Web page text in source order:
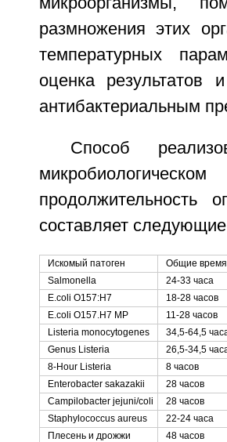
размножения этих
температурных
оценка результатов
антибактериальным
Способ
продолжительность
составляет
Искомый патоген
Общие
Salmonella
24-33 часа
E.coli O157:H7
18-28 часов
E.coli O157.H7 MP
11-28 часов
Listeria monocytogenes
34,5-64,5
Genus Listeria
26,5-34,5
8-Hour Listeria
8 часов
Enterobacter sakazakii
28 часов
Campilobacter jejuni/coli
28 часов
Staphylococcus aureus
22-24 часа
Плесень и дрожжи
48 часов